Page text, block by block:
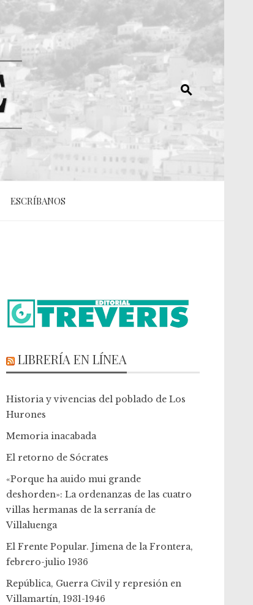
ESCRÍBANOS
LIBRERÍA EN LÍNEA
Historia y vivencias del poblado de Los
Hurones
Memoria inacabada
El retorno de Sócrates
«Porque ha auido mui grande
deshorden»: La ordenanzas de las cuatro
villas hermanas de la serranía de
Villaluenga
El Frente Popular. Jimena de la Frontera,
febrero-julio 1936
República, Guerra Civil y represión en
Villamartín, 1931-1946